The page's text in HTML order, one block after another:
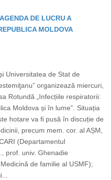
DE LUCRU A
MOLDOVA
Universitatea de Stat de
organizează miercuri,
Rotundă „Infecțiile respiratorii:
Moldova și în lume”. Situația
hotare va fi pusă în discuție de
precum mem. cor. al AȘM,
(Departamentul
prof. univ. Ghenadie
de familie al USMF);